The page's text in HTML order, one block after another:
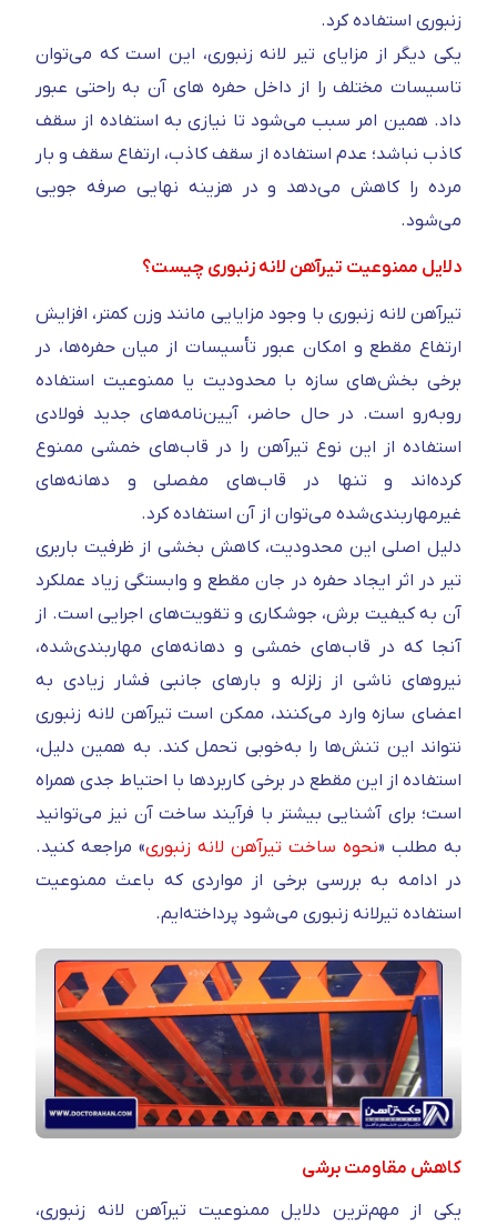
زنبوری استفاده کرد.
یکی دیگر از مزایای تیر لانه زنبوری، این است که می‌توان
تاسیسات مختلف را از داخل حفره های آن به راحتی عبور
داد. همین امر سبب می‌شود تا نیازی به استفاده از سقف
کاذب نباشد؛ عدم استفاده از سقف کاذب، ارتفاع سقف و بار
مرده را کاهش می‌دهد و در هزینه نهایی صرفه جویی
می‌شود.
دلایل ممنوعیت تیرآهن لانه زنبوری چیست؟
تیرآهن لانه زنبوری با وجود مزایایی مانند وزن کمتر، افزایش
ارتفاع مقطع و امکان عبور تأسیسات از میان حفره‌ها، در
برخی بخش‌های سازه با محدودیت یا ممنوعیت استفاده
روبه‌رو است. در حال حاضر، آیین‌نامه‌های جدید فولادی
استفاده از این نوع تیرآهن را در قاب‌های خمشی ممنوع
کرده‌اند و تنها در قاب‌های مفصلی و دهانه‌های
غیرمهاربندی‌شده می‌توان از آن استفاده کرد.
دلیل اصلی این محدودیت، کاهش بخشی از ظرفیت باربری
تیر در اثر ایجاد حفره در جان مقطع و وابستگی زیاد عملکرد
آن به کیفیت برش، جوشکاری و تقویت‌های اجرایی است. از
آنجا که در قاب‌های خمشی و دهانه‌های مهاربندی‌شده،
نیروهای ناشی از زلزله و بارهای جانبی فشار زیادی به
اعضای سازه وارد می‌کنند، ممکن است تیرآهن لانه زنبوری
نتواند این تنش‌ها را به‌خوبی تحمل کند. به همین دلیل،
استفاده از این مقطع در برخی کاربردها با احتیاط جدی همراه
است؛ برای آشنایی بیشتر با فرآیند ساخت آن نیز می‌توانید
به مطلب «نحوه ساخت تیرآهن لانه زنبوری» مراجعه کنید.
در ادامه به بررسی برخی از مواردی که باعث ممنوعیت
استفاده تیرلانه زنبوری می‌شود پرداخته‌ایم.
کاهش مقاومت برشی
یکی از مهم‌ترین دلایل ممنوعیت تیرآهن لانه زنبوری،